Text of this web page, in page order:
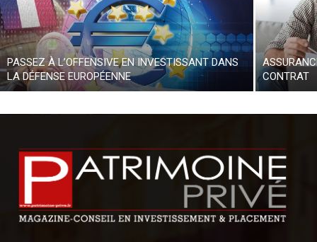
PASSEZ À L’OFFENSIVE EN INVESTISSANT DANS
LA DÉFENSE EUROPÉENNE
CONTRAT